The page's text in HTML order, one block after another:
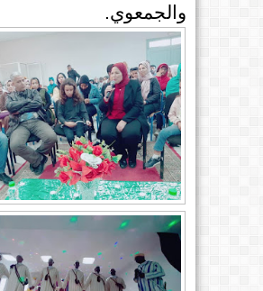
والجمعوي.